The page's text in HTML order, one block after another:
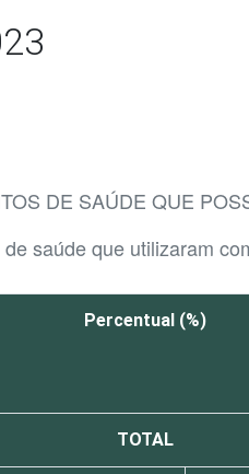
DE SAÚDE QUE
saúde que utilizaram
Percentual (%)
TOTAL